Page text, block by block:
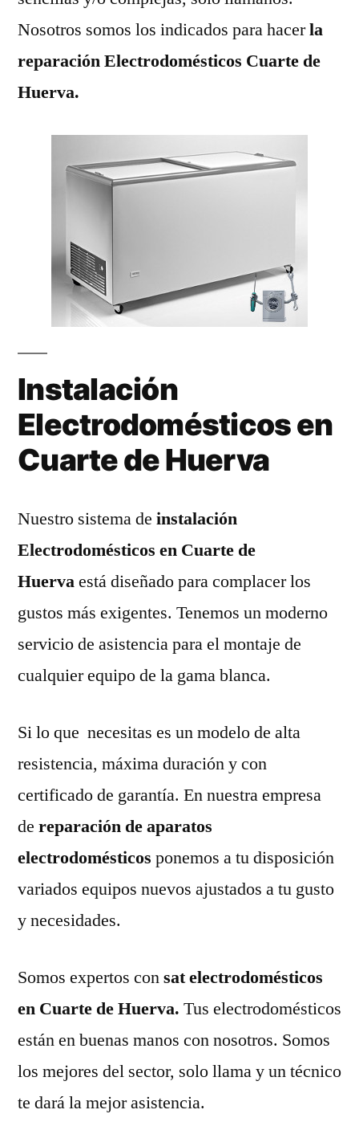
Nosotros somos los indicados para hacerla
reparación Electrodomésticos Cuarte de
Huerva.
Instalación
Electrodomésticos en
Cuarte de Huerva
Nuestro sistema de instalación
Electrodomésticos en Cuarte de
Huervaestá diseñado para complacer los
gustos más exigentes. Tenemos un moderno
servicio de asistencia para el montaje de
cualquier equipo de la gama blanca.
Si lo que necesitas es un modelo de alta
resistencia, máxima duración y con
certificado de garantía. En nuestra empresa
de reparación de aparatos
electrodomésticos ponemos a tu disposición
variados equipos nuevos ajustados a tu gusto
y necesidades.
Somos expertos consat electrodomésticos
en Cuarte de Huerva. Tus electrodomésticos
están en buenas manos con nosotros. Somos
los mejores del sector, solo llama y un técnico
te dará la mejor asistencia.